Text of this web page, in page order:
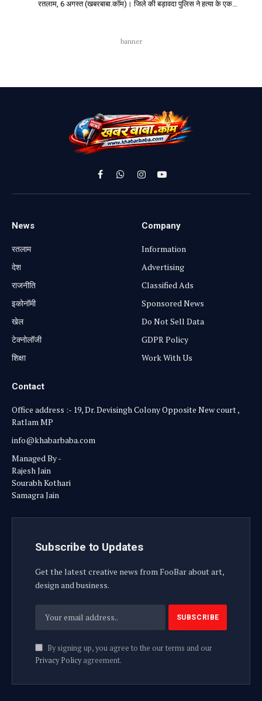
रतलाम, 6 अगस्त (खबरबाबा.कॉम)। जिले की बड़ावदा पुलिस ने हत्या के एक…
banner
FacebookWhatsApp
InstagramYouTube
News
रतलाम
⁠देश
राजनीति
⁠इकोनॉमी
खेल
टेक्नोलॉजी
शिक्षा
Company
Information
Advertising
Classified Ads
Sponsored News
Do Not Sell Data
GDPR Policy
Work With Us
Contact
Office address :- 19, Dr. Devisingh Colony Opposite New court ,
Ratlam MP
info@khabarbaba.com
Managed By -
Rajesh Jain
Sourabh Kothari
Samagra Jain
Subscribe to Updates
Get the latest creative news from FooBar about art,
design and business.
By signing up, you agree to the our terms and our
Privacy Policyagreement.